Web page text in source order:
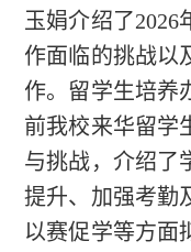
玉娟介绍了2026
作面临的挑战以
作。留学生培养
前我校来华留学
与挑战，介绍了
提升、加强考勤
以赛促学等方面